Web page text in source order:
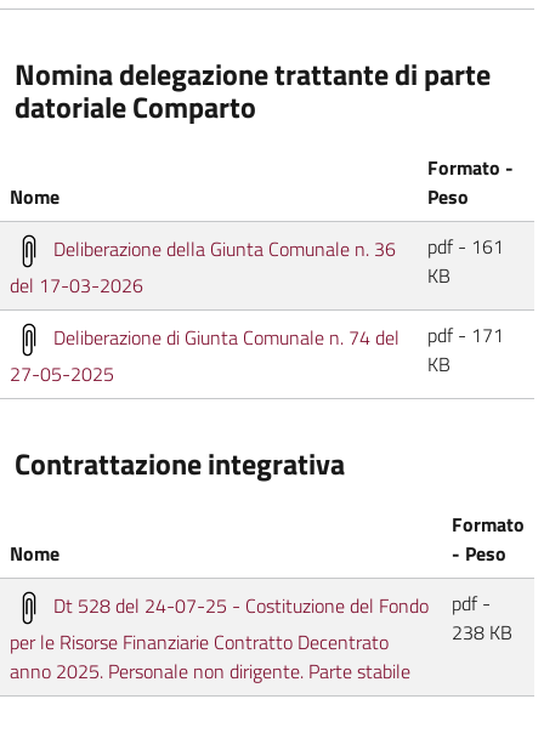
Nomina delegazione trattante di parte
datoriale Comparto
Nome
Formato -
Peso
Deliberazione della Giunta Comunale n. 36
del 17-03-2026
pdf - 161
KB
Deliberazione di Giunta Comunale n. 74 del
27-05-2025
pdf - 171
KB
Contrattazione integrativa
Nome
Formato
- Peso
Dt 528 del 24-07-25 - Costituzione del Fondo
per le Risorse Finanziarie Contratto Decentrato
anno 2025. Personale non dirigente. Parte stabile
pdf -
238 KB